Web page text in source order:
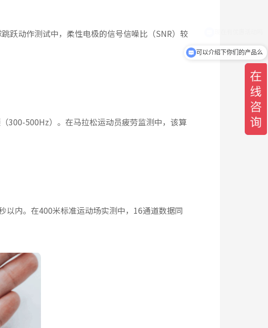
跃动作测试中，柔性电极的信号信噪比（SNR）较
300-500Hz）。在马拉松运动员疲劳监测中，该算
以内。在400米标准运动场实测中，16通道数据同
可以介绍下你们的产品么